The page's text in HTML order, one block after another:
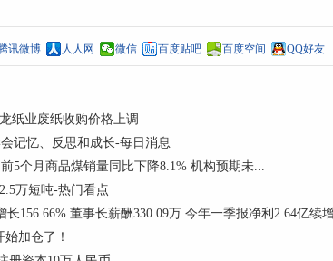
讯微博 人人网 微信 百度贴吧 百度空间 QQ好友
纸业废纸收购价格上调
记忆、反思和成长-每日消息
5个月商品煤销量同比下降8.1% 机构预期未...
万短吨-热门看点
156.66% 董事长薪酬330.09万 今年一季报净利2.64亿续
加仓了！